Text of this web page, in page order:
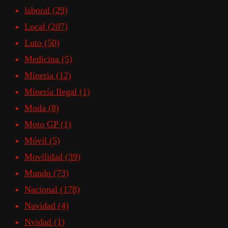
laboral (29)
Local (207)
Luto (50)
Medicina (5)
Mineria (12)
Minería Ilegal (1)
Moda (8)
Moto GP (1)
Móvil (5)
Movilidad (39)
Mundo (73)
Nacional (178)
Navidad (4)
Nvidad (1)